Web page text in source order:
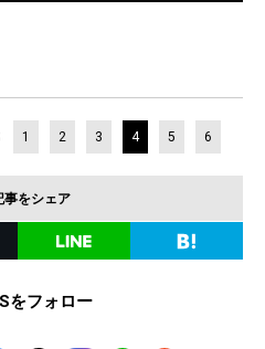
1 2 3 4 5 6
事をシェア
をフォロー